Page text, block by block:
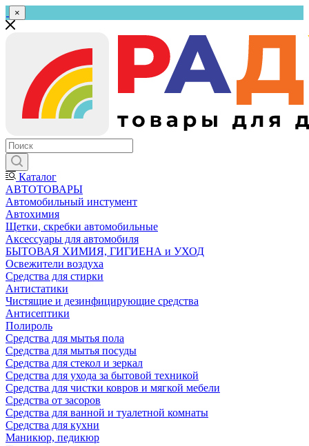
×
Каталог
АВТОТОВАРЫ
Автомобильный инстумент
Автохимия
Щетки, скребки автомобильные
Аксессуары для автомобиля
БЫТОВАЯ ХИМИЯ, ГИГИЕНА и УХОД
Освежители воздуха
Средства для стирки
Антистатики
Чистящие и дезинфицирующие средства
Антисептики
Полироль
Средства для мытья пола
Средства для мытья посуды
Средства для стекол и зеркал
Средства для ухода за бытовой техникой
Средства для чистки ковров и мягкой мебели
Средства от засоров
Средства для ванной и туалетной комнаты
Средства для кухни
Маникюр, педикюр